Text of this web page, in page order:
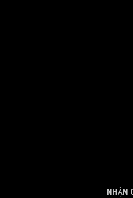
NHẬN